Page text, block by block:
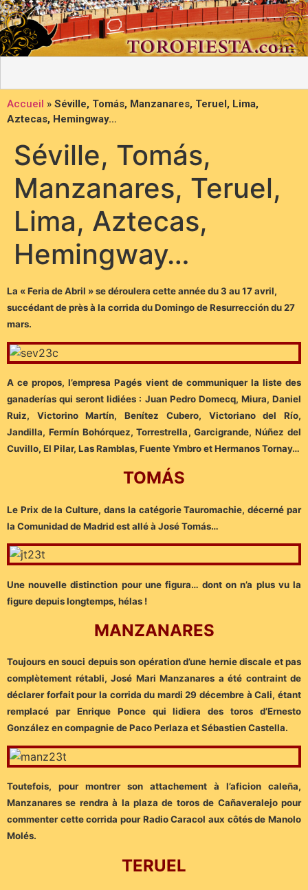
Accueil » Séville, Tomás, Manzanares, Teruel, Lima,
Aztecas, Hemingway…
Séville, Tomás,
Manzanares, Teruel,
Lima, Aztecas,
Hemingway…
La « Feria de Abril » se déroulera cette année du 3 au 17 avril,
succédant de près à la corrida du Domingo de Resurrección du 27
mars.
A ce propos, l’empresa Pagés vient de communiquer la liste des
ganaderías qui seront lidiées : Juan Pedro Domecq, Miura, Daniel
Ruiz, Victorino Martín, Benítez Cubero, Victoriano del Río,
Jandilla, Fermín Bohórquez, Torrestrella, Garcigrande, Núñez del
Cuvillo, El Pilar, Las Ramblas, Fuente Ymbro et Hermanos Tornay…
TOMÁS
Le Prix de la Culture, dans la catégorie Tauromachie, décerné par
la Comunidad de Madrid est allé à José Tomás…
Une nouvelle distinction pour une figura… dont on n’a plus vu la
figure depuis longtemps, hélas !
MANZANARES
Toujours en souci depuis son opération d’une hernie discale et pas
complètement rétabli, José Mari Manzanares a été contraint de
déclarer forfait pour la corrida du mardi 29 décembre à Cali, étant
remplacé par Enrique Ponce qui lidiera des toros d’Ernesto
González en compagnie de Paco Perlaza et Sébastien Castella.
Toutefois, pour montrer son attachement à l’aficion caleña,
Manzanares se rendra à la plaza de toros de Cañaveralejo pour
commenter cette corrida pour Radio Caracol aux côtés de Manolo
Molés.
TERUEL